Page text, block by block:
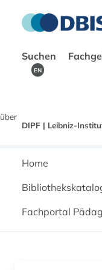
Suchen
EN
DIPF | Leibniz-
Home
Fachportal